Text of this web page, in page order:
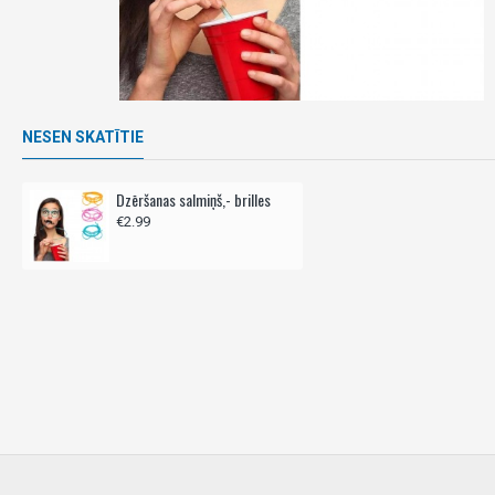
NESEN SKATĪTIE
Dzēršanas salmiņš,- brilles
€2.99